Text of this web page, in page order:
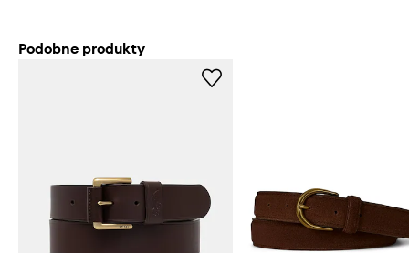
Podobne produkty